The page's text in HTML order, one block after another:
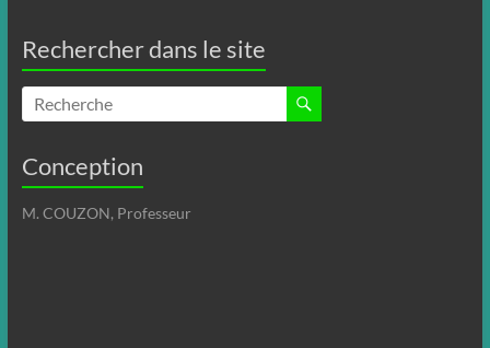
Rechercher dans le site
Conception
M. COUZON, Professeur